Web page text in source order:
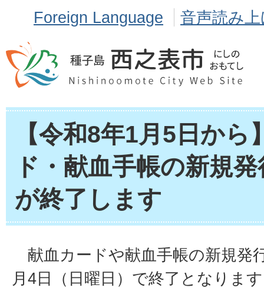
Foreign Language 音声読み
【令和8年1月5日から
ド・献血手帳の新規
が終了します
献血カードや献血手帳の新規発
月4日（日曜日）で終了となりま